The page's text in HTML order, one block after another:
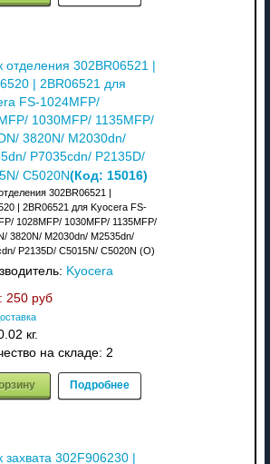
отделения 302BR06521 |
| 2BR06521 для
FS-1024MFP/
1030MFP/ 1135MFP/
3820N/ M2030dn/
P7035cdn/ P2135D/
C5020N(Код: 15016)
302BR06521 |
| 2BR06521 для Kyocera FS-
1028MFP/ 1030MFP/ 1135MFP/
3820N/ M2030dn/ M2535dn/
P2135D/ C5015N/ C5020N (О)
Kyocera
250 руб
кг.
на складе: 2
Подробнее
захвата 302F906230 |